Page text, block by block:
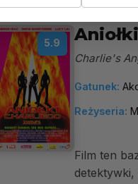
5.9
Charlie's
Gatunek:
Reżyseria:
Film ten
detektywki,